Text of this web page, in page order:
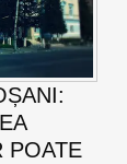
POATE